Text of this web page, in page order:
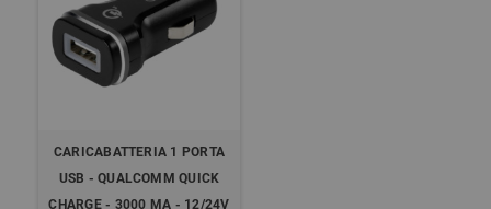
CARICABATTERIA 1 PORTA
USB - QUALCOMM QUICK
CHARGE - 3000 MA - 12/24V